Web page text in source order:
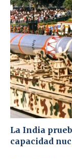
La India
capacidad